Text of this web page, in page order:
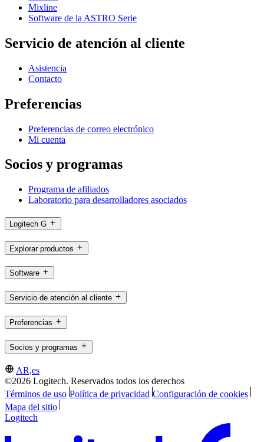
Mixline
Software de la ASTRO Serie
Servicio de atención al cliente
Asistencia
Contacto
Preferencias
Preferencias de correo electrónico
Mi cuenta
Socios y programas
Programa de afiliados
Laboratorio para desarrolladores asociados
Logitech G
Explorar productos
Software
Servicio de atención al cliente
Preferencias
Socios y programas
AR,es
©2026 Logitech. Reservados todos los derechos
Términos de uso Política de privacidad Configuración de cookies
Mapa del sitio
Logitech